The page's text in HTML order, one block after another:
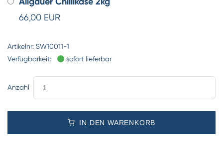
66,00 EUR
Artikelnr: SW10011-1
Verfügbarkeit:
sofort lieferbar
Anzahl
IN DEN WARENKORB